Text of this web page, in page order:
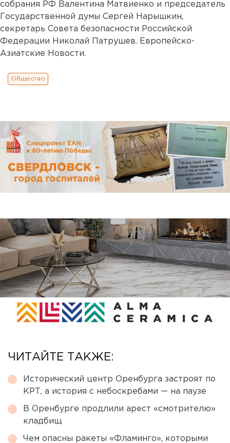
собрания РФ Валентина Матвиенко и председатель
Государственной думы Сергей Нарышкин,
секретарь Совета безопасности Российской
Федерации Николай Патрушев. Европейско-
Азиатские Новости.
Общество
ЧИТАЙТЕ ТАКЖЕ:
Исторический центр Оренбурга застроят по
КРТ, а история с небоскребами — на паузе
В Оренбурге продлили арест «смотрителю»
кладбищ
Чем опасны ракеты «Фламинго», которыми